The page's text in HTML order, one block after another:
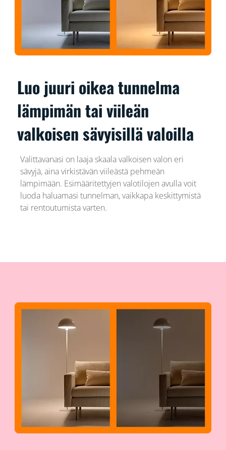
Luo juuri oikea tunnelma
lämpimän tai viileän
valkoisen sävyisillä valoilla
Valittavanasi on laaja skaala valkoisen valon eri
sävyjä, aina virkistävän viileästä pehmeän
lämpimään. Esimääritettyjen valotilojen avulla voit
luoda haluamasi tunnelman, vaikkapa keskittymistä
tai rentoutumista varten.